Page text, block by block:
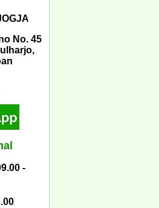
No. 45
-